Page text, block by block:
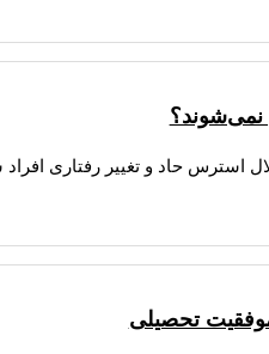
نمی‌شوند؟
استرس حاد و تغییر رفتاری
موفقیت تحصیلی